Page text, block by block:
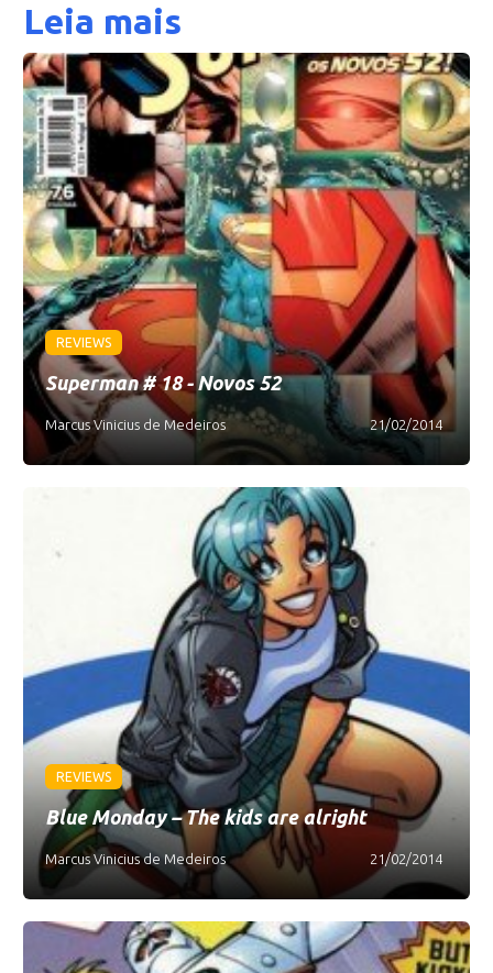
Leia mais
REVIEWS
Superman # 18 - Novos 52
Marcus Vinicius de Medeiros 21/02/2014
REVIEWS
Blue Monday – The kids are alright
Marcus Vinicius de Medeiros 21/02/2014